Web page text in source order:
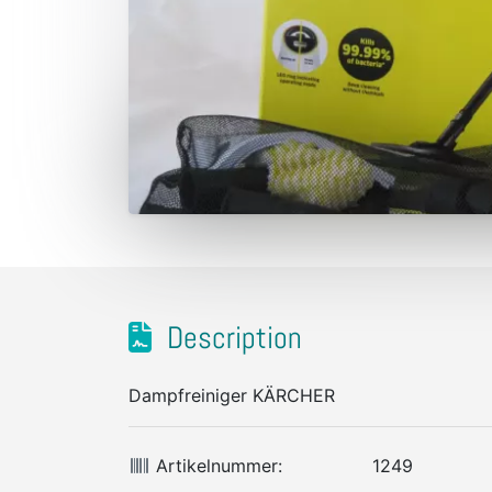
Description
Dampfreiniger KÄRCHER
Artikelnummer: 1249